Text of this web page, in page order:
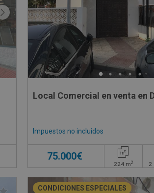
Local Comercial en venta en
Impuestos no incluidos
75.000€
224 m2 2
CONDICIONES ESPECIALES